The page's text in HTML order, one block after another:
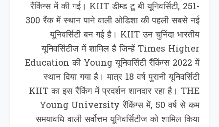
रैंकिंग्स में की गई। KIIT डीम्ड टू बी यूनिवर्सिटी, 251-
300 रैंक में स्थान पाने वाली ओडिशा की पहली सबसे नई
यूनिवर्सिटी बन गई है। KIIT उन चुनिंदा भारतीय
यूनिवर्सिटीज में शामिल है जिन्हें Times Higher
Education की Young यूनिवर्सिटी रैंकिंग्स 2022 में
स्थान दिया गया है। मात्र 18 वर्ष पुरानी यूनिवर्सिटी
KIIT का इस रैंकिंग में प्रदर्शन शानदार रहा है। THE
Young University रैंकिंग्स में, 50 वर्ष से कम
समयावधि वाली सर्वोत्तम यूनिवर्सिटीज को शामिल किया